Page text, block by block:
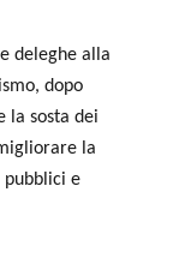
deleghe alla
dopo
la sosta dei
la
pubblici e